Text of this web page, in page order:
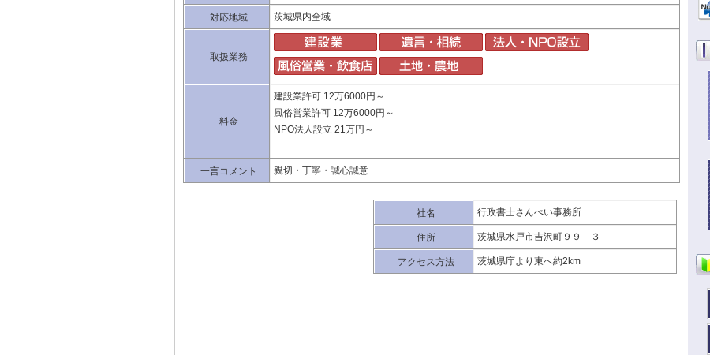
対応地域 茨城県内全域
取扱業務
料金
建設業許可 12万6000円～
風俗営業許可 12万6000円～
NPO法人設立 21万円～
一言コメント 親切・丁寧・誠心誠意
社名 行政書士さんぺい事務所
住所 茨城県水戸市吉沢町９９－３
アクセス方法 茨城県庁より東へ約2km